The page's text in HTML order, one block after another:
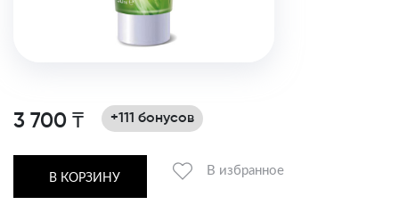
3 700 ₸ +111 бонусов
В КОРЗИНУ
В избранное